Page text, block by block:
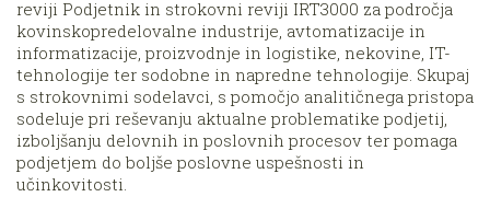
reviji Podjetnik in strokovni reviji IRT3000 za področja
kovinskopredelovalne industrije, avtomatizacije in
informatizacije, proizvodnje in logistike, nekovine, IT-
tehnologije ter sodobne in napredne tehnologije. Skupaj
s strokovnimi sodelavci, s pomočjo analitičnega pristopa
sodeluje pri reševanju aktualne problematike podjetij,
izboljšanju delovnih in poslovnih procesov ter pomaga
podjetjem do boljše poslovne uspešnosti in
učinkovitosti.